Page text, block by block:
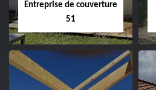
Entreprise de couverture
51